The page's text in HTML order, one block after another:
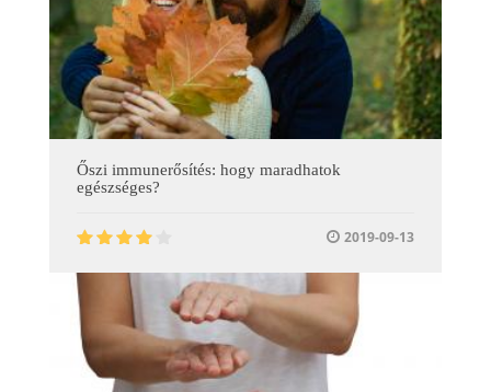
Őszi immunerősítés: hogy maradhatok
egészséges?
2019-09-13